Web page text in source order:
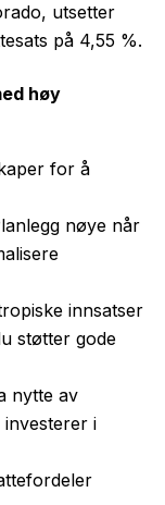
utsetter
på 4,55 %.
høy
for å
nøye når
innsatser
støtter gode
nytte av
investerer i